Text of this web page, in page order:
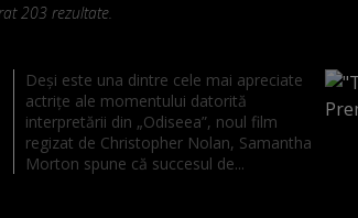
203 rezultate.
Deși este una dintre cele mai apreciate
actrițe ale momentului datorită
interpretării din „Odiseea”, noul film
regizat de Christopher Nolan, Samantha
Morton spune că succesul de...